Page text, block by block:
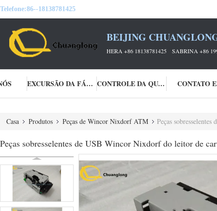
Telefone:86--18138781425
BEIJING
HERA +86 18138781425 SABRINA +86
EXCURSÃO DA FÁBRICA CONTROLE DA QUALIDADE CONTATO
Casa Produtos Peças de Wincor Nixdorf ATM Peças
Peças sobresselentes de USB Wincor Nixdorf do leitor de